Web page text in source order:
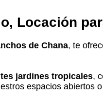
Locación
de Chana, te
jardines tropicales,
espacios abiertos